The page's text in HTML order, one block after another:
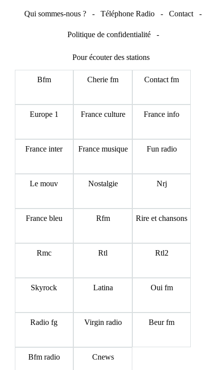
Qui sommes-nous ? - Téléphone Radio - Contact -
Politique de confidentialité -
Pour écouter des stations
Bfm Cherie fm Contact fm
Europe 1 France culture France info
France inter France musique Fun radio
Le mouv Nostalgie Nrj
France bleu Rfm Rire et chansons
Rmc Rtl Rtl2
Skyrock Latina Oui fm
Radio fg Virgin radio Beur fm
Bfm radio Cnews